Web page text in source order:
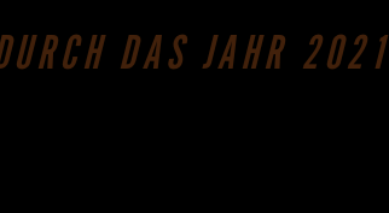
DAS JAHR 2021